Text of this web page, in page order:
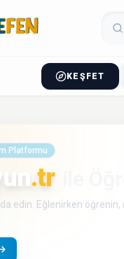
KEŞFET
Platformu
.tr
edin. Eğlenirken öğrenin,